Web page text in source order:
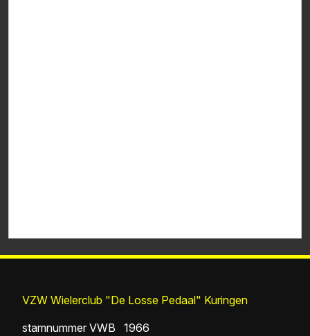
VZW Wielerclub "De Losse Pedaal" Kuringen
stamnummer VWB 1966